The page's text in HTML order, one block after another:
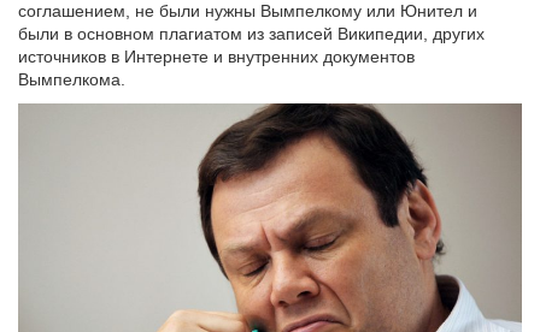
соглашением, не были нужны Вымпелкому или Юнител и
были в основном плагиатом из записей Википедии, других
источников в Интернете и внутренних документов
Вымпелкома.